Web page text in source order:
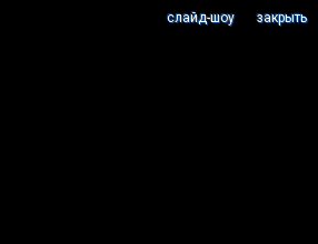
закрыть
cлайд-шоу